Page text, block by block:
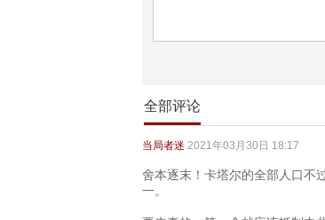
全部评论
当局者迷 2021年03月30日 18:17
舍本逐末！卡塔尔的全部人口不
一。